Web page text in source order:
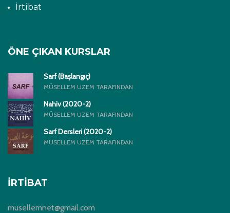
İrtibat
ÖNE ÇIKAN KURSLAR
Sarf (Başlangıç)
MÜSELLEM UZEM TARAFINDAN
Nahiv (2020-2)
MÜSELLEM UZEM TARAFINDAN
Sarf Dersleri (2020-2)
MÜSELLEM UZEM TARAFINDAN
İRTIBAT
musellemnet@gmail.com